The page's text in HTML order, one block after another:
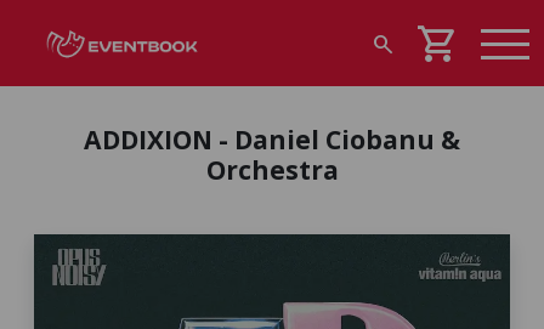
search shopping_cart
ADDIXION - Daniel Ciobanu &
Orchestra